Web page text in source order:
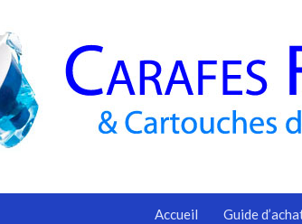
Accueil Guide